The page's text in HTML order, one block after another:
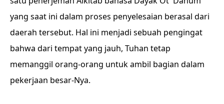
yang saat ini dalam proses penyelesaian berasal dari
daerah tersebut. Hal ini menjadi sebuah pengingat
bahwa dari tempat yang jauh, Tuhan tetap
memanggil orang-orang untuk ambil bagian dalam
pekerjaan besar-Nya.